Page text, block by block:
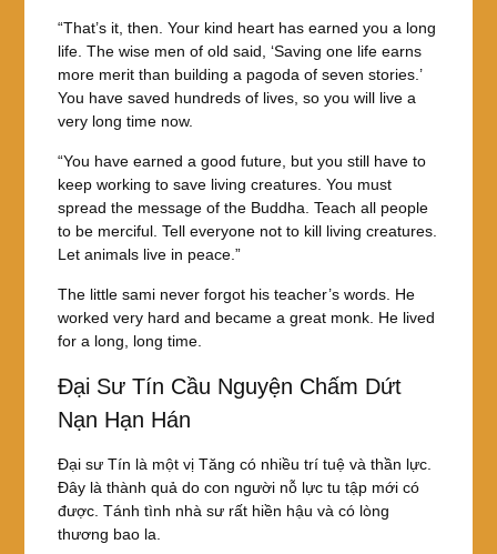
“That’s it, then. Your kind heart has earned you a long
life. The wise men of old said, ‘Saving one life earns
more merit than building a pagoda of seven stories.’
You have saved hundreds of lives, so you will live a
very long time now.
“You have earned a good future, but you still have to
keep working to save living creatures. You must
spread the message of the Buddha. Teach all people
to be merciful. Tell everyone not to kill living creatures.
Let animals live in peace.”
The little sami never forgot his teacher’s words. He
worked very hard and became a great monk. He lived
for a long, long time.
Đại Sư Tín Cầu Nguyện Chấm Dứt
Nạn Hạn Hán
Đại sư Tín là một vị Tăng có nhiều trí tuệ và thần lực.
Đây là thành quả do con người nỗ lực tu tập mới có
được. Tánh tình nhà sư rất hiền hậu và có lòng
thương bao la.